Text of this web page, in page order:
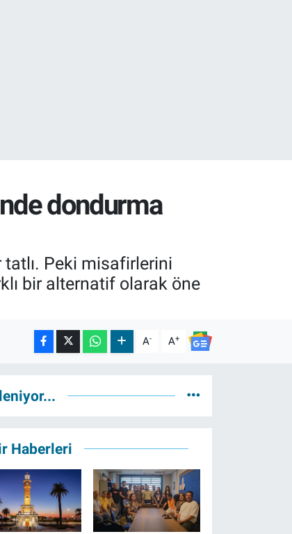
dondurma
Peki misafirlerini
bir alternatif olarak öne
A- A+
Haberleri